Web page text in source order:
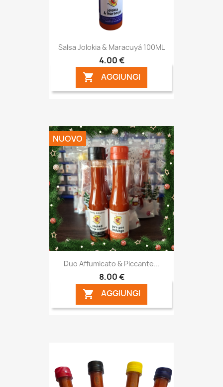
Salsa Jolokia & Maracuyá 100ML
4,00 €
 AGGIUNGI
Duo Affumicato & Piccante...
8,00 €
 AGGIUNGI
NUOVO